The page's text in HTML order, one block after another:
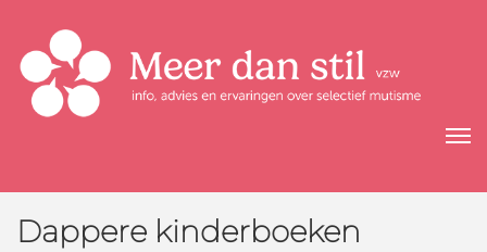
Dappere kinderboeken